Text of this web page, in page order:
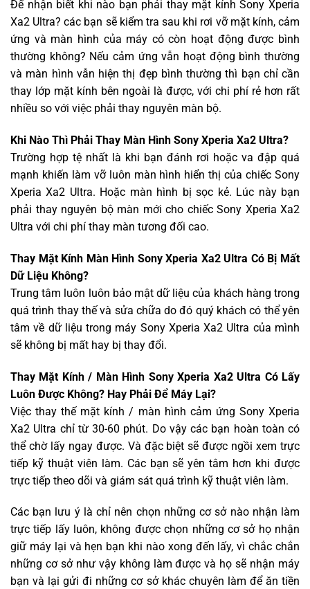
Để nhận biết khi nào bạn phải thay mặt kính Sony Xperia
Xa2 Ultra? các bạn sẽ kiểm tra sau khi rơi vỡ mặt kính, cảm
ứng và màn hình của máy có còn hoạt động được bình
thường không? Nếu cảm ứng vẫn hoạt động bình thường
và màn hình vẫn hiện thị đẹp bình thường thì bạn chỉ cần
thay lớp mặt kính bên ngoài là được, với chi phí rẻ hơn rất
nhiều so với việc phải thay nguyên màn bộ.
Khi Nào Thì Phải Thay Màn Hình Sony Xperia Xa2 Ultra?
Trường hợp tệ nhất là khi bạn đánh rơi hoặc va đập quá
mạnh khiến làm vỡ luôn màn hình hiển thị của chiếc Sony
Xperia Xa2 Ultra. Hoặc màn hình bị sọc kẻ. Lúc này bạn
phải thay nguyên bộ màn mới cho chiếc Sony Xperia Xa2
Ultra với chi phí thay màn tương đối cao.
Thay Mặt Kính Màn Hình Sony Xperia Xa2 Ultra Có Bị Mất
Dữ Liệu Không?
Trung tâm luôn luôn bảo mật dữ liệu của khách hàng trong
quá trình thay thế và sửa chữa do đó quý khách có thể yên
tâm về dữ liệu trong máy Sony Xperia Xa2 Ultra của mình
sẽ không bị mất hay bị thay đổi.
Thay Mặt Kính / Màn Hình Sony Xperia Xa2 Ultra Có Lấy
Luôn Được Không? Hay Phải Để Máy Lại?
Việc thay thế mặt kính / màn hình cảm ứng Sony Xperia
Xa2 Ultra chỉ từ 30-60 phút. Do vậy các bạn hoàn toàn có
thể chờ lấy ngay được. Và đặc biệt sẽ được ngồi xem trực
tiếp kỹ thuật viên làm. Các bạn sẽ yên tâm hơn khi được
trực tiếp theo dõi và giám sát quá trình kỹ thuật viên làm.
Các bạn lưu ý là chỉ nên chọn những cơ sở nào nhận làm
trực tiếp lấy luôn, không được chọn những cơ sở họ nhận
giữ máy lại và hẹn bạn khi nào xong đến lấy, vì chắc chắn
những cơ sở như vậy không làm được và họ sẽ nhận máy
bạn và lại gửi đi những cơ sở khác chuyên làm để ăn tiền